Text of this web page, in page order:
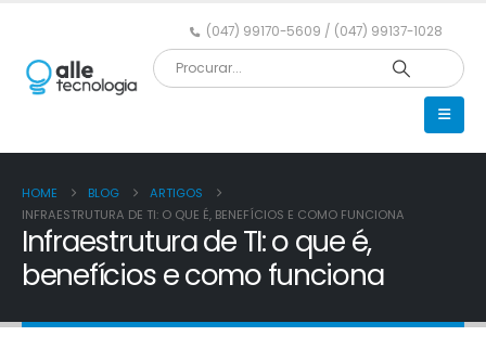
(047) 99170-5609 / (047) 99137-1028
HOME BLOG
ARTIGOS
INFRAESTRUTURA DE TI: O QUE É, BENEFÍCIOS E COMO FUNCIONA
Infraestrutura de TI: o que é,
benefícios e como funciona